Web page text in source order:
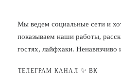
Мы ведем социальные сети и
показываем наши работы,
гостях, лайфхаки. Ненавязчиво
ТЕЛЕГРАМ КАНАЛ ✨ ВК